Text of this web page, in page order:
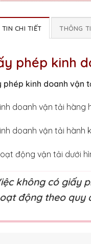
CHI TIẾT THÔNG
phép kinh
phép kinh doanh vận
doanh vận tải hàng
doanh vận tải hành
động vận tải dưới
không có giấy
động theo quy